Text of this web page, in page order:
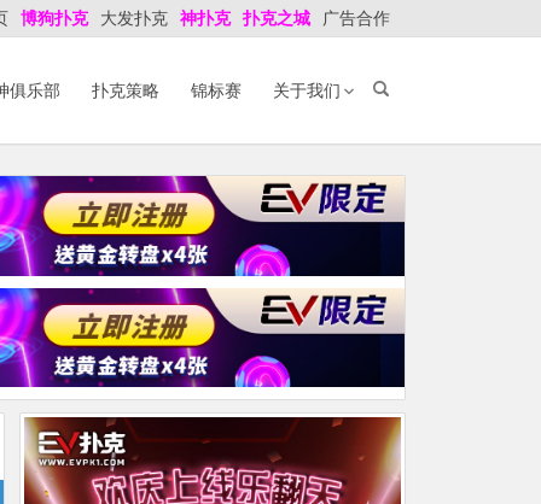
博狗扑克 大发扑克 神扑克 扑克之城 广告合作
俱乐部 扑克策略 锦标赛 关于我们